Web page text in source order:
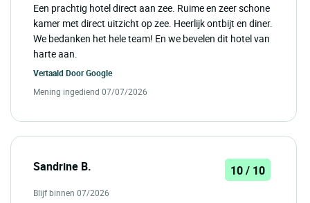
Een prachtig hotel direct aan zee. Ruime en zeer schone
kamer met direct uitzicht op zee. Heerlijk ontbijt en diner.
We bedanken het hele team! En we bevelen dit hotel van
harte aan.
Vertaald DoorGoogle
Mening ingediend 07/07/2026
Sandrine B. 10 / 10
Blijf binnen 07/2026